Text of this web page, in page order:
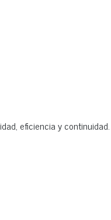
eficiencia y